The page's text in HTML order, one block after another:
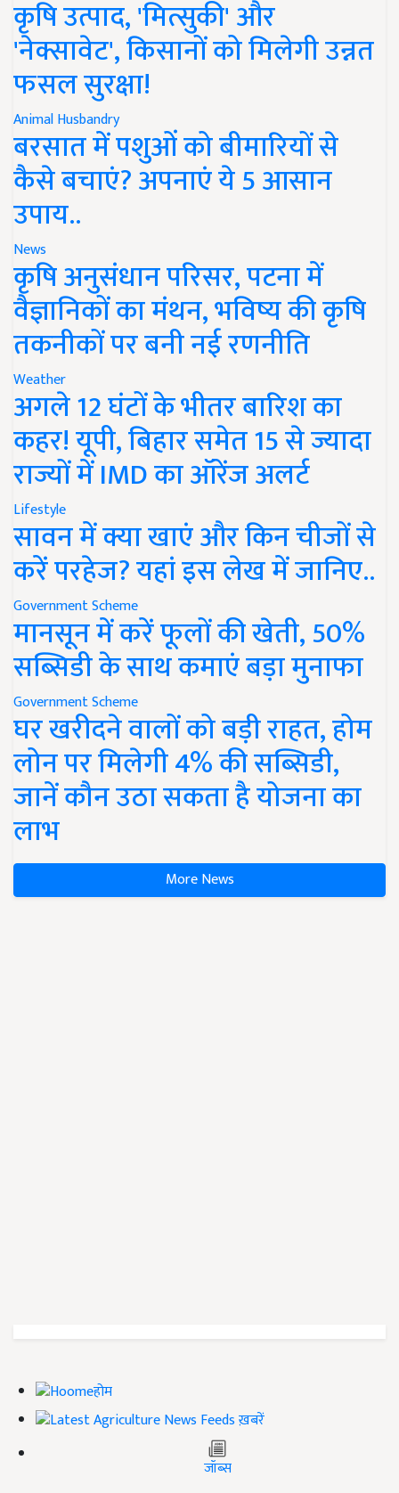
कृषि उत्पाद, 'मित्सुकी' और
'नेक्सावेट', किसानों को मिलेगी उन्नत
फसल सुरक्षा!
Animal Husbandry
बरसात में पशुओं को बीमारियों से
कैसे बचाएं? अपनाएं ये 5 आसान
उपाय..
News
कृषि अनुसंधान परिसर, पटना में
वैज्ञानिकों का मंथन, भविष्य की कृषि
तकनीकों पर बनी नई रणनीति
Weather
अगले 12 घंटों के भीतर बारिश का
कहर! यूपी, बिहार समेत 15 से ज्यादा
राज्यों में IMD का ऑरेंज अलर्ट
Lifestyle
सावन में क्या खाएं और किन चीजों से
करें परहेज? यहां इस लेख में जानिए..
Government Scheme
मानसून में करें फूलों की खेती, 50%
सब्सिडी के साथ कमाएं बड़ा मुनाफा
Government Scheme
घर खरीदने वालों को बड़ी राहत, होम
लोन पर मिलेगी 4% की सब्सिडी,
जानें कौन उठा सकता है योजना का
लाभ
More News
होम
ख़बरें
जॉब्स